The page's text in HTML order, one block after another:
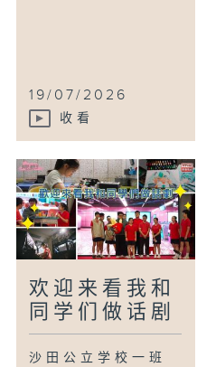
19/07/2026
收看
欢迎来看我和
同学们做话剧
沙田公立学校一班